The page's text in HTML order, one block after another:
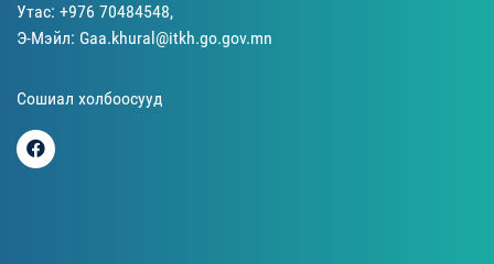
Утас: +976 70484548,
Э-Мэйл: Gaa.khural@itkh.go.gov.mn
Сошиал холбоосууд